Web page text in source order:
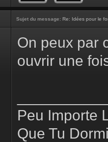
Sujet du message: Re: Idées pour le
On peux par
ouvrir une
Peu Importe
Que Tu